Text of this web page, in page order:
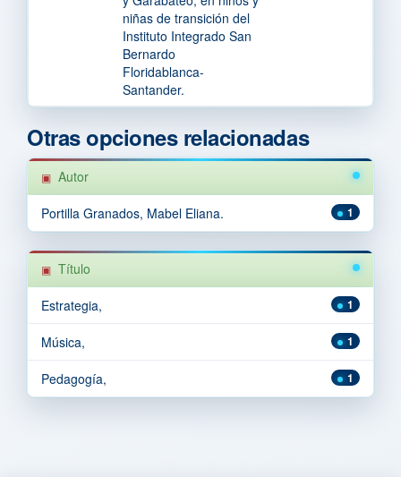
niñas de transición del
Instituto Integrado San
Bernardo
Floridablanca-
Santander.
Otras opciones relacionadas
Autor
1
Portilla Granados, Mabel Eliana.
Título
1
Estrategia,
1
Música,
1
Pedagogía,